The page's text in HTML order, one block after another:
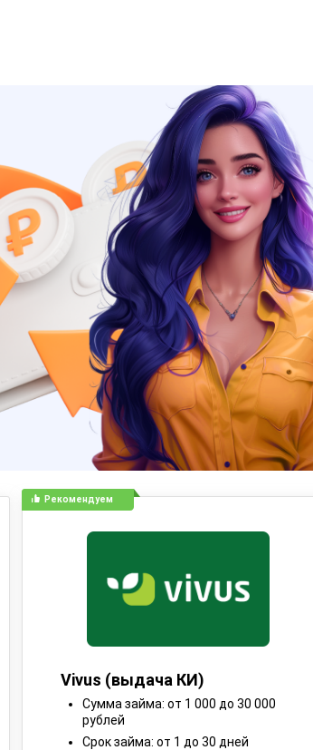
Рекомендуем
Vivus (выдача КИ)
Сумма займа: от 1 000 до 30 000
рублей
Срок займа: от 1 до 30 дней